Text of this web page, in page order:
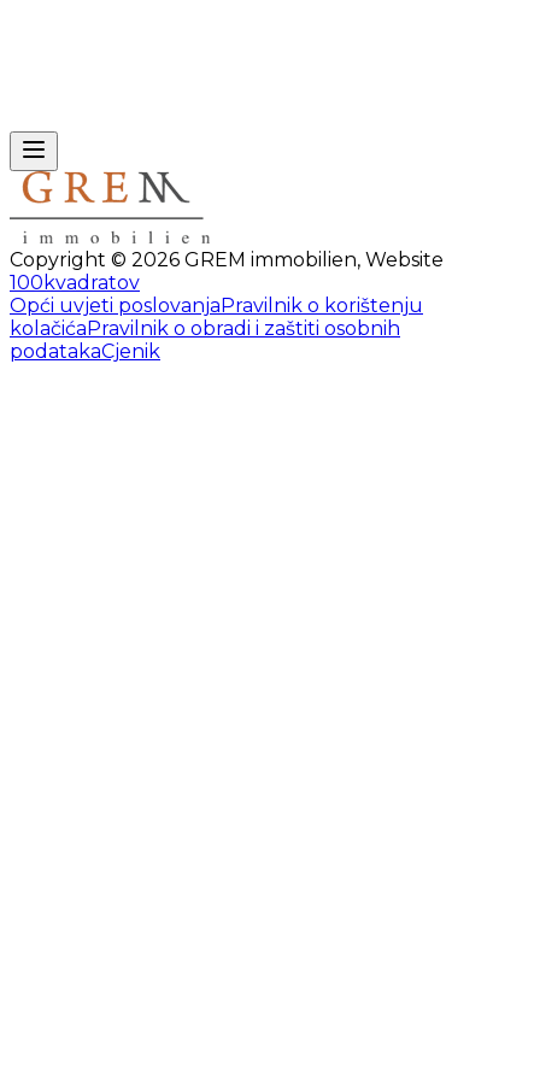
Copyright © 2026 GREM immobilien, Website
100kvadratov
Opći uvjeti poslovanjaPravilnik o korištenju
kolačićaPravilnik o obradi i zaštiti osobnih
podatakaCjenik